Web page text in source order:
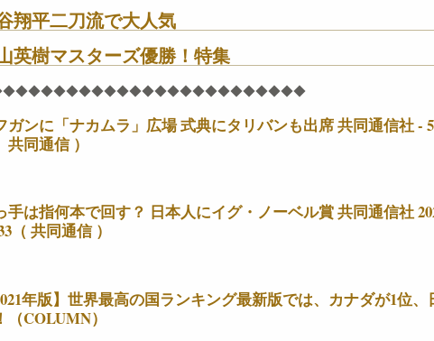
翔平二刀流で大人気
英樹マスターズ優勝！特集
ガンに「ナカムラ」広場 式典にタリバンも出席 共同通信社 -
共同通信 ）
手は指何本で回す？ 日本人にイグ・ノーベル賞 共同通信社
（ 共同通信 ）
年版】世界最高の国ランキング最新版では、カナダが1位、
（COLUMN）